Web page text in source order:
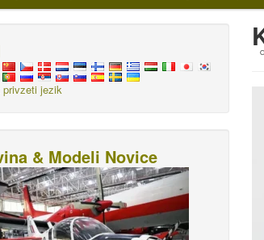
jezik
& Modeli Novice